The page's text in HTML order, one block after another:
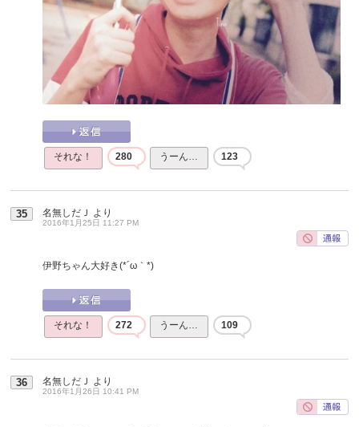
それな！ 280 うーん… 123
35 名無しだＪ より
2016年1月25日 11:27 PM
伊野ちゃん大好き(*´ω｀*)
それな！ 272 うーん… 109
36 名無しだＪ より
2016年1月26日 10:41 PM